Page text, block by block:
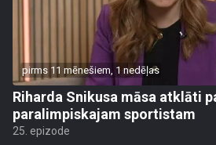
pirms 11 mēnešiem, 1 nedēļas
Riharda Snikusa māsa atklāti
paralimpiskajam sportistam
25. epizode